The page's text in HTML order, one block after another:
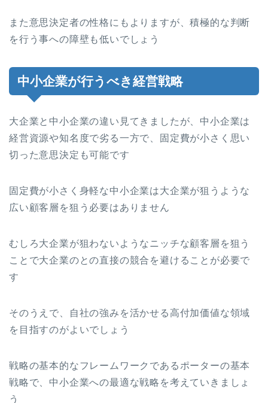
また意思決定者の性格にもよりますが、積極的な判断
を行う事への障壁も低いでしょう
中小企業が行うべき経営戦略
大企業と中小企業の違い見てきましたが、中小企業は
経営資源や知名度で劣る一方で、固定費が小さく思い
切った意思決定も可能です
固定費が小さく身軽な中小企業は大企業が狙うような
広い顧客層を狙う必要はありません
むしろ大企業が狙わないようなニッチな顧客層を狙う
ことで大企業のとの直接の競合を避けることが必要で
す
そのうえで、自社の強みを活かせる高付加価値な領域
を目指すのがよいでしょう
戦略の基本的なフレームワークであるポーターの基本
戦略で、中小企業への最適な戦略を考えていきましょ
う